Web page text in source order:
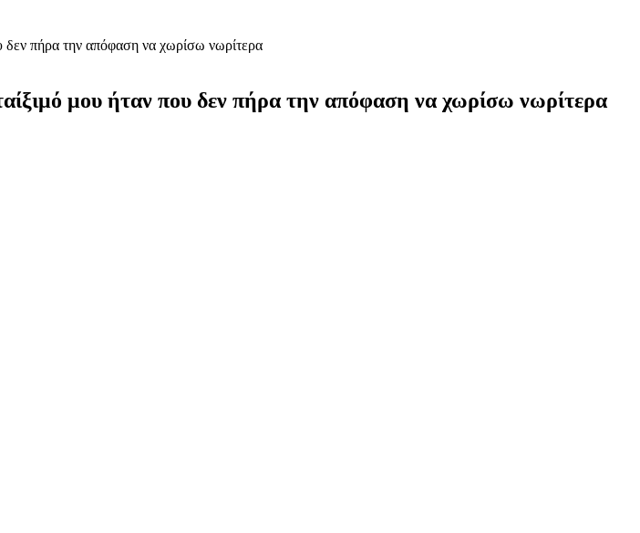
δεν πήρα την απόφαση να χωρίσω νωρίτερα
μου ήταν που δεν πήρα την απόφαση να χωρίσω νωρίτερα